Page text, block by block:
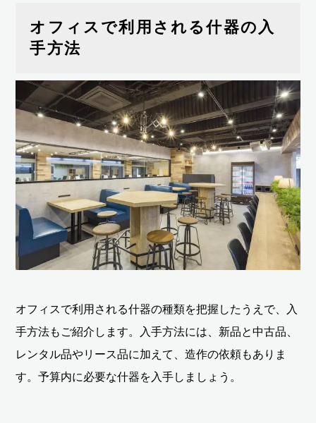
オフィスで利用される什器の入
手方法
オフィスで利用される什器の種類を把握したうえで、入
手方法もご紹介します。入手方法には、新品と中古品、
レンタル品やリース品に加えて、造作の依頼もありま
す。予算内に必要な什器を入手しましょう。